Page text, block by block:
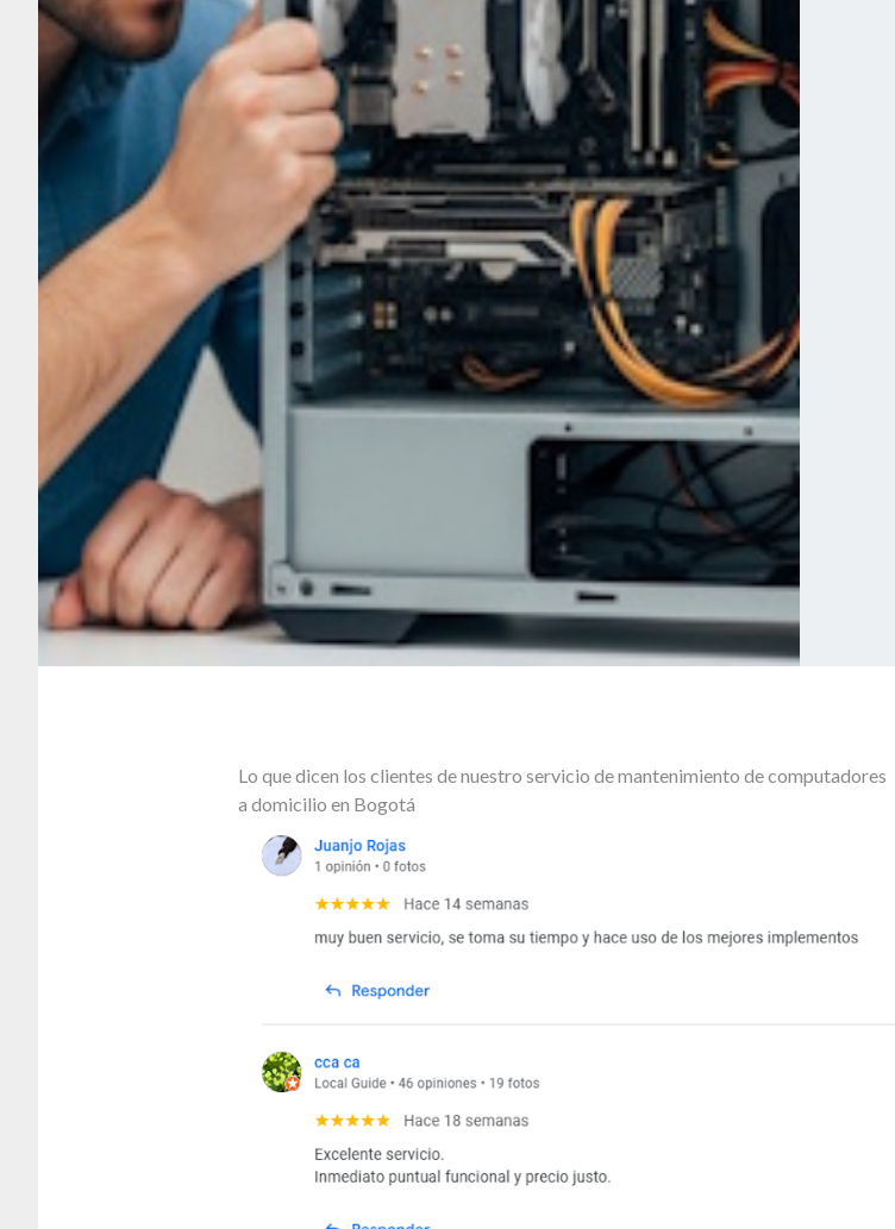
Lo que dicen los clientes de nuestro servicio de mantenimiento de computadores
a domicilio en Bogotá